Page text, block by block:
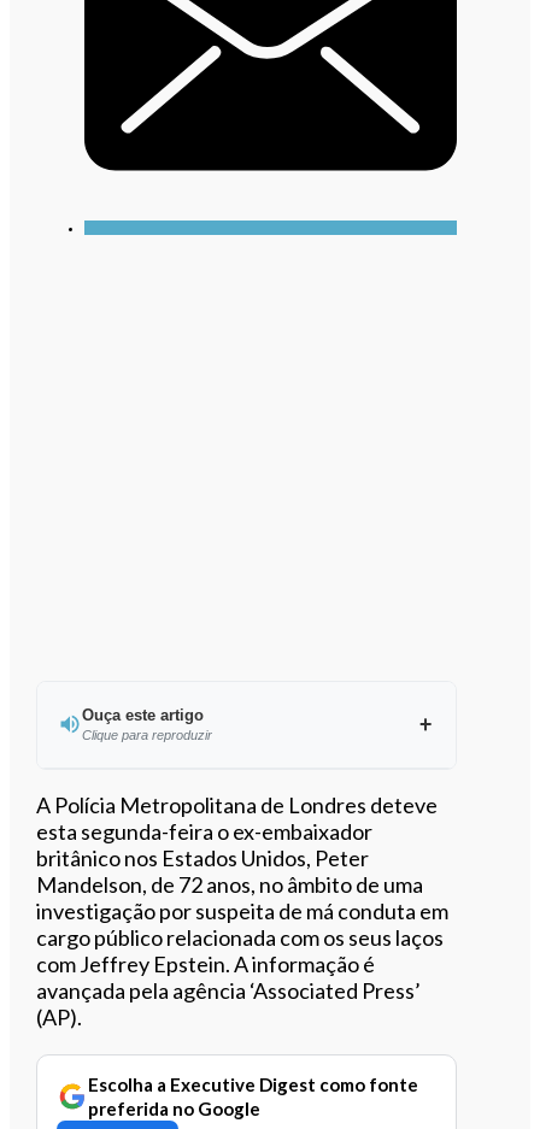
Ouça este artigo
Clique para reproduzir
Ouvir este artigo
A Polícia Metropolitana de Londres deteve
esta segunda-feira o ex-embaixador
britânico nos Estados Unidos, Peter
Mandelson, de 72 anos, no âmbito de uma
investigação por suspeita de má conduta em
cargo público relacionada com os seus laços
com Jeffrey Epstein. A informação é
avançada pela agência ‘Associated Press’
(AP).
Escolha a Executive Digest como fonte
preferida no Google